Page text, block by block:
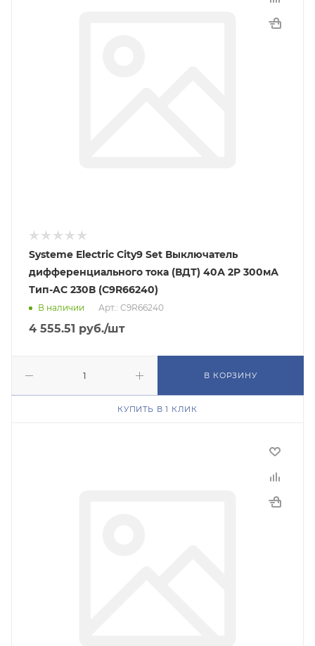
Systeme Electric City9 Set Выключатель
дифференциального тока (ВДТ) 40А 2P 300мА
Тип-AC 230В (C9R66240)
В наличии Арт.: C9R66240
4 555.51 руб./шт
В КОРЗИНУ
КУПИТЬ В 1 КЛИК